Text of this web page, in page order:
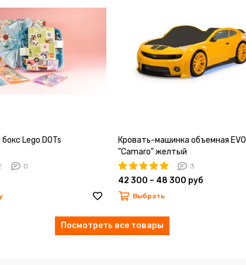
Lego DOTs
0
Кровать-машинка объемная EVO
"Camaro" желтый
3
42 300 – 48 300 руб
Выбрать
Посмотреть все товары